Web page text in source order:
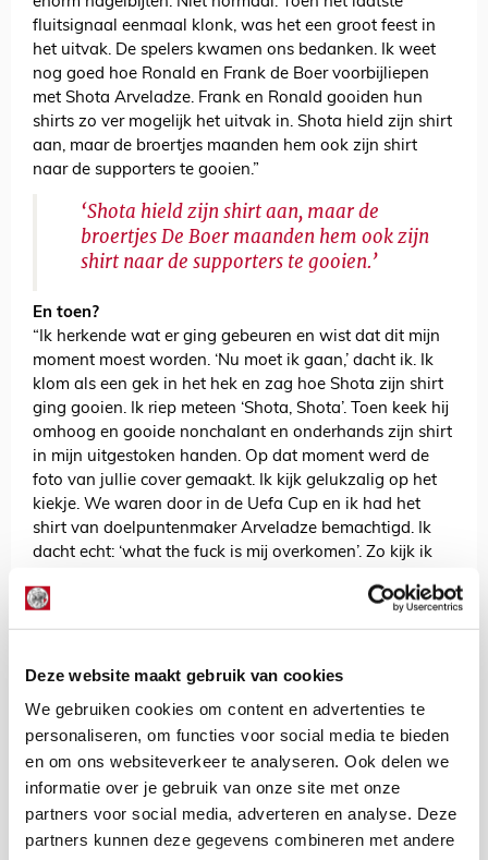
Deze website maakt gebruik van cookies
We gebruiken cookies om content en advertenties te
personaliseren, om functies voor social media te bieden
en om ons websiteverkeer te analyseren. Ook delen we
informatie over je gebruik van onze site met onze
partners voor social media, adverteren en analyse. Deze
partners kunnen deze gegevens combineren met andere
fluitsignaal eenmaal klonk, was het een groot feest in
het uitvak. De spelers kwamen ons bedanken. Ik weet
nog goed hoe Ronald en Frank de Boer voorbijliepen
met Shota Arveladze. Frank en Ronald gooiden hun
shirts zo ver mogelijk het uitvak in. Shota hield zijn shirt
aan, maar de broertjes maanden hem ook zijn shirt
naar de supporters te gooien.”
‘Shota hield zijn shirt aan, maar de
broertjes De Boer maanden hem ook zijn
shirt naar de supporters te gooien.’
En toen?
“Ik herkende wat er ging gebeuren en wist dat dit mijn
moment moest worden. ‘Nu moet ik gaan,’ dacht ik. Ik
klom als een gek in het hek en zag hoe Shota zijn shirt
ging gooien. Ik riep meteen ‘Shota, Shota’. Toen keek hij
omhoog en gooide nonchalant en onderhands zijn shirt
in mijn uitgestoken handen. Op dat moment werd de
foto van jullie cover gemaakt. Ik kijk gelukzalig op het
kiekje. We waren door in de Uefa Cup en ik had het
shirt van doelpuntenmaker Arveladze bemachtigd. Ik
dacht echt: ‘what the fuck is mij overkomen’. Zo kijk ik
Het is een heerlijke foto. Je hebt een dikke trui aan
“Honderd procent. Natuurlijk! Ik heb ‘m nooit gewassen.
De vlekken zitten er nog op. Hij hangt netjes in de kast.
Ik wil het shirt nu mooi gaan inlijsten voor aan de muur.
Dan zet ik jullie fotoboek met mij op de cover eronder
neer. Sowieso gaaf dat jullie met zo’n mooi boek komen
na zo’n enorm rotseizoen.”